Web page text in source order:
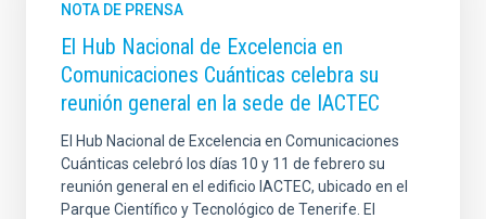
NOTA DE PRENSA
El Hub Nacional de Excelencia en
Comunicaciones Cuánticas celebra su
reunión general en la sede de IACTEC
El Hub Nacional de Excelencia en Comunicaciones
Cuánticas celebró los días 10 y 11 de febrero su
reunión general en el edificio IACTEC, ubicado en el
Parque Científico y Tecnológico de Tenerife. El